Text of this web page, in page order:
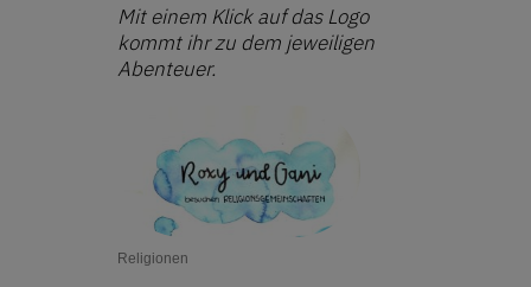
Mit einem Klick auf das Logo
kommt ihr zu dem jeweiligen
Abenteuer.
Religionen